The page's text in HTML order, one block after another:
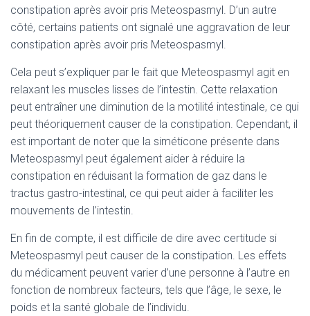
constipation après avoir pris Meteospasmyl. D’un autre
côté, certains patients ont signalé une aggravation de leur
constipation après avoir pris Meteospasmyl.
Cela peut s’expliquer par le fait que Meteospasmyl agit en
relaxant les muscles lisses de l’intestin. Cette relaxation
peut entraîner une diminution de la motilité intestinale, ce qui
peut théoriquement causer de la constipation. Cependant, il
est important de noter que la siméticone présente dans
Meteospasmyl peut également aider à réduire la
constipation en réduisant la formation de gaz dans le
tractus gastro-intestinal, ce qui peut aider à faciliter les
mouvements de l’intestin.
En fin de compte, il est difficile de dire avec certitude si
Meteospasmyl peut causer de la constipation. Les effets
du médicament peuvent varier d’une personne à l’autre en
fonction de nombreux facteurs, tels que l’âge, le sexe, le
poids et la santé globale de l’individu.